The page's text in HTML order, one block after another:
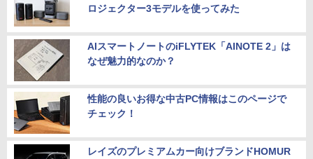
ロジェクター3モデルを使ってみた
AIスマートノートのiFLYTEK「AINOTE 2」は
なぜ魅力的なのか？
性能の良いお得な中古PC情報はこのページで
チェック！
レイズのプレミアムカー向けブランドHOMUR